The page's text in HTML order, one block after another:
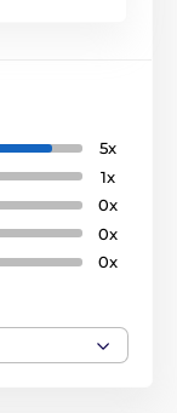
5x
1x
0x
0x
0x